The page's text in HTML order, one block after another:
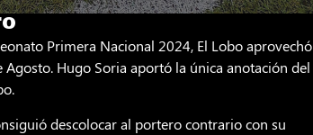
Primera Nacional 2024, El Lobo aprovechó
Hugo Soria aportó la única anotación del
descolocar al portero contrario con su